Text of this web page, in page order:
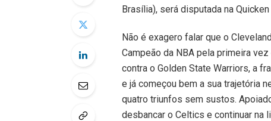
Brasília), será disputada na
Não é exagero falar que o
Campeão da NBA pela primeira
contra o Golden State Warriors, a
e já começou bem a sua trajetória
quatro triunfos sem sustos.
desbancar o Celtics e continuar na